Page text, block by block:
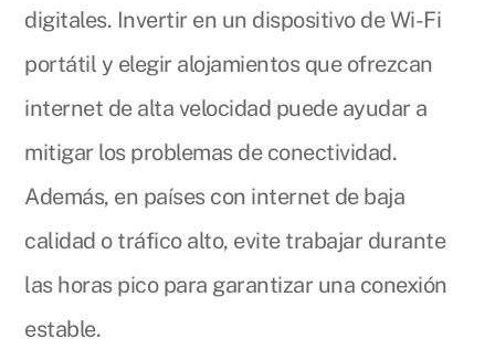
digitales. Invertir en un dispositivo de Wi-Fi
portátil y elegir alojamientos que ofrezcan
internet de alta velocidad puede ayudar a
mitigar los problemas de conectividad.
Además, en países con internet de baja
calidad o tráfico alto, evite trabajar durante
las horas pico para garantizar una conexión
estable.